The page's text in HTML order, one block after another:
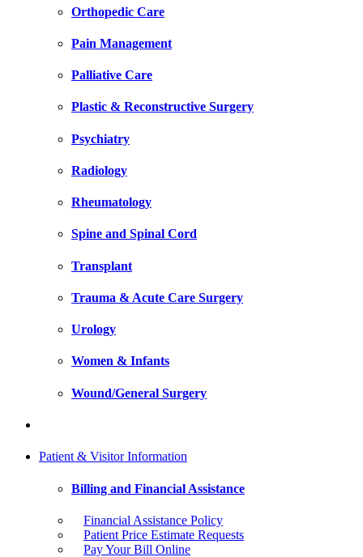
Orthopedic Care
Pain Management
Palliative Care
Plastic & Reconstructive Surgery
Psychiatry
Radiology
Rheumatology
Spine and Spinal Cord
Transplant
Trauma & Acute Care Surgery
Urology
Women & Infants
Wound/General Surgery
Patient & Visitor Information
Billing and Financial Assistance
Financial Assistance Policy
Patient Price Estimate Requests
Pay Your Bill Online